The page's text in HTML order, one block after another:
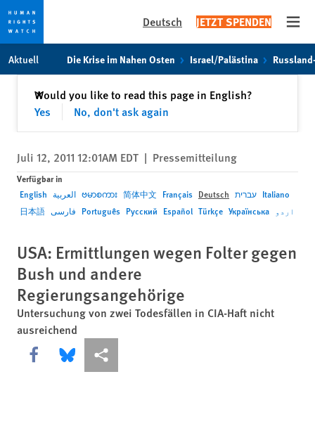
Skip
to
Skip
to
content
Deutsch JETZT SPENDEN
Aktuell Die Krise im Nahen Osten Israel/Palästina
Would you like to read this page in English?
Yes
No, don't ask again
✕Schließen
Juli 12, 2011 12:01AM EDT | Pressemitteilung
Verfügbar in
English العربية ဗမာစကား 简体中文 Français Deutsch עברית Italiano
日本語 فارسی Português Русский Español Türkçe Українська اردو
USA: Ermittlungen wegen Folter gegen
Bush und andere
Regierungsangehörige
Untersuchung von zwei Todesfällen in CIA-Haft nicht
ausreichend
Share this via Facebook
Share this via Bluesky
More sharing options